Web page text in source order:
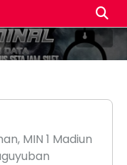
Beranda
MIN 1 Madiun